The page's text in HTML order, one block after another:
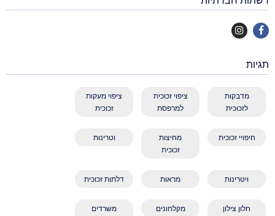
תגיות
מדבקות
לזכוכית
ציפוי זכוכית
למרפסת
ציפוי מעקות
זכוכית
חיפויי זכוכית
מחיצות
זכוכית
וטרינות
ויטרינות מראות דלתות זכוכית
חלון צילון
מקלחונים
משרדים